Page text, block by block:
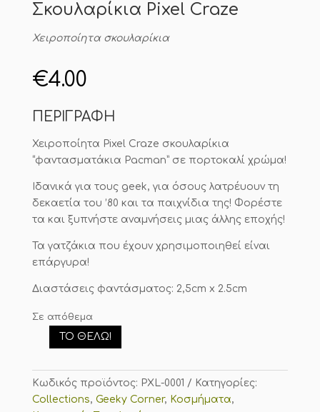
Σκουλαρίκια Pixel Craze
Χειροποίητα σκουλαρίκια
€4.00
ΠΕΡΙΓΡΑΦΗ
Χειροποίητα Pixel Craze σκουλαρίκια
“φαντασματάκια Pacman” σε πορτοκαλί χρώμα!
Ιδανικά για τους geek, για όσους λατρέυουν τη
δεκαετία του ’80 και τα παιχνίδια της! Φορέστε
τα και ξυπνήστε αναμνήσεις μιας άλλης εποχής!
Τα γατζάκια που έχουν χρησιμοποιηθεί είναι
επάργυρα!
Διαστάσεις φαντάσματος: 2,5cm x 2.5cm
Σε απόθεμα
Craze
ποσότητα
ΤΟ ΘΈΛΩ!
Κωδικός προϊόντος: PXL-0001
Κατηγορίες:
Collections, Geeky Corner, Κοσμήματα,